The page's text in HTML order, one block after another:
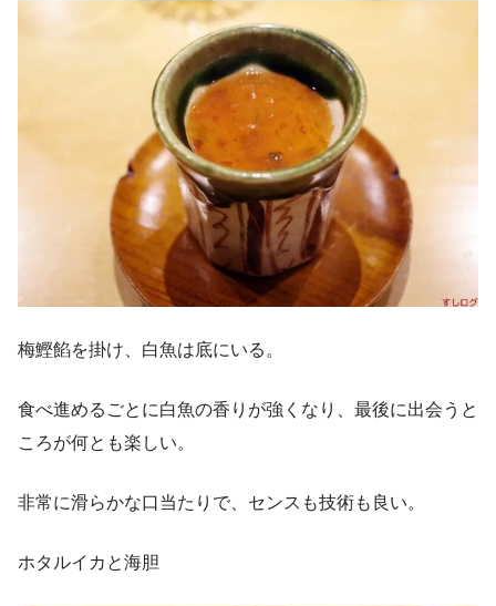
梅鰹餡を掛け、白魚は底にいる。
食べ進めるごとに白魚の香りが強くなり、最後に出会うと
ころが何とも楽しい。
非常に滑らかな口当たりで、センスも技術も良い。
ホタルイカと海胆